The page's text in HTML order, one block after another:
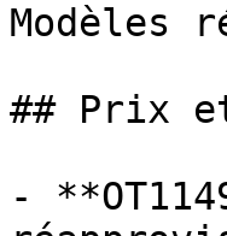
Modèles
## Prix
-